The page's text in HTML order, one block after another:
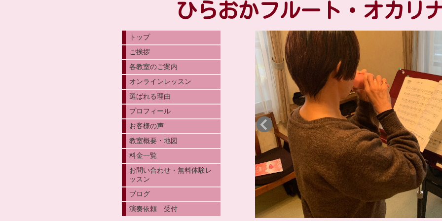
ひらおかフルート・オカリ
トップ
ご挨拶
各教室のご案内
オンラインレッスン
選ばれる理由
プロフィール
お客様の声
教室概要・地図
料金一覧
お問い合わせ・無料体験レ
ッスン
ブログ
演奏依頼 受付